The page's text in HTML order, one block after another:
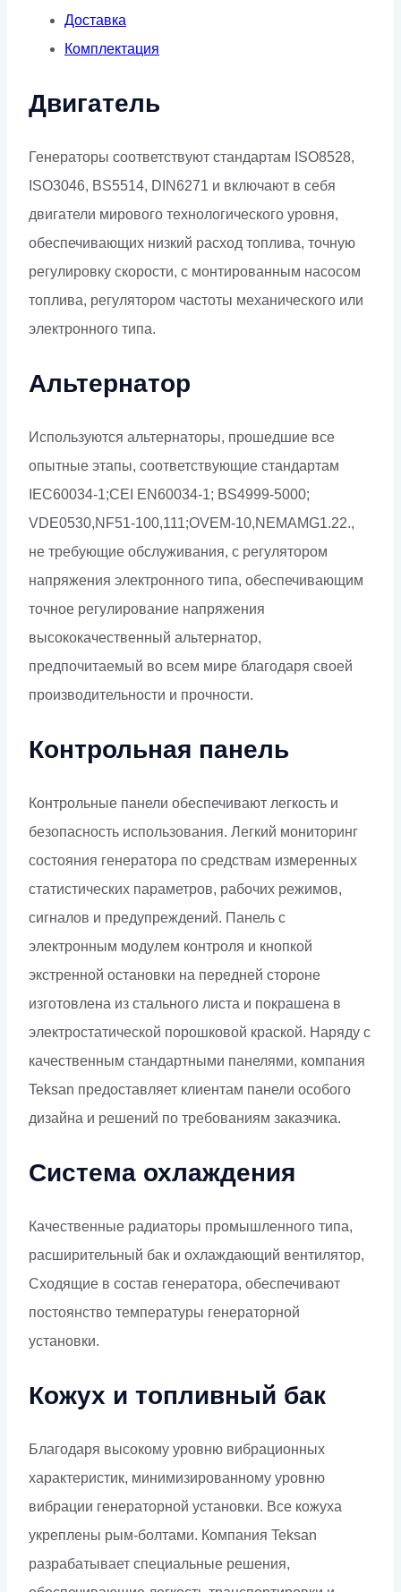
Доставка
Комплектация
Двигатель
Генераторы соответствуют стандартам ISO8528,
ISO3046, BS5514, DIN6271 и включают в себя
двигатели мирового технологического уровня,
обеспечивающих низкий расход топлива, точную
регулировку скорости, с монтированным насосом
топлива, регулятором частоты механического или
электронного типа.
Альтернатор
Используются альтернаторы, прошедшие все
опытные этапы, соответствующие стандартам
IEC60034-1;CEI EN60034-1; BS4999-5000;
VDE0530,NF51-100,111;OVEM-10,NEMAMG1.22.,
не требующие обслуживания, с регулятором
напряжения электронного типа, обеспечивающим
точное регулирование напряжения
высококачественный альтернатор,
предпочитаемый во всем мире благодаря своей
производительности и прочности.
Контрольная панель
Контрольные панели обеспечивают легкость и
безопасность использования. Легкий мониторинг
состояния генератора по средствам измеренных
статистических параметров, рабочих режимов,
сигналов и предупреждений. Панель с
электронным модулем контроля и кнопкой
экстренной остановки на передней стороне
изготовлена из стального листа и покрашена в
электростатической порошковой краской. Наряду с
качественным стандартными панелями, компания
Teksan предоставляет клиентам панели особого
дизайна и решений по требованиям заказчика.
Система охлаждения
Качественные радиаторы промышленного типа,
расширительный бак и охлаждающий вентилятор,
Сходящие в состав генератора, обеспечивают
постоянство температуры генераторной
установки.
Кожух и топливный бак
Благодаря высокому уровню вибрационных
характеристик, минимизированному уровню
вибрации генераторной установки. Все кожуха
укреплены рым-болтами. Компания Teksan
разрабатывает специальные решения,